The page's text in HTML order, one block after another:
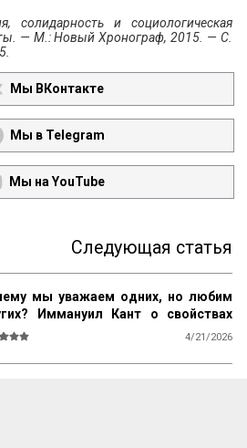
и социологическая
— М.: Новый Хронограф, 2015. — С.
Мы ВКонтакте
Мы в Telegram
Мы на YouTube
Следующая статья
мы уважаем одних, но любим
Иммануил Кант о свойствах
и прекрасного
4/21/2026